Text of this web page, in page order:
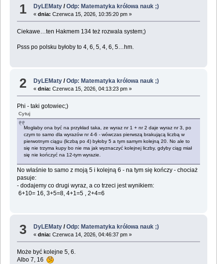
1 DyLEMaty /Odp: Matematyka królowa nauk ;)
«dnia: Czerwca 15, 2026, 10:35:20 pm »
Ciekawe…ten Hakmem 134 też rozwala system;)
Psss po polsku byłoby to 4, 6, 5, 4, 6, 5…hm.
2 DyLEMaty /Odp: Matematyka królowa nauk ;)
«dnia: Czerwca 15, 2026, 04:13:23 pm »
Phi - taki gotowiec;)
Cytuj
Mogłaby ona być na przykład taka, ze wyraz nr 1 + nr 2 daje wyraz nr 3, po
czym to samo dla wyrazów nr 4-6 - wówczas pierwszą brakującą liczbą w
pierwotnym ciągu (liczbą po 4) byłoby 5 a tym samym kolejną 20. No ale to
się nie trzyma kupy bo nie ma jak wyznaczyć kolejnej liczby, gdyby ciąg miał
się nie kończyć na 12-tym wyrazie.
No właśnie to samo z moją 5 i kolejną 6 - na tym się kończy - chociaż
pasuje:
- dodajemy co drugi wyraz, a co trzeci jest wynikiem:
6+10= 16, 3+5=8, 4+1=5 , 2+4=6
3 DyLEMaty /Odp: Matematyka królowa nauk ;)
«dnia: Czerwca 14, 2026, 04:46:37 pm »
Może być kolejne 5, 6.
Albo 7, 16